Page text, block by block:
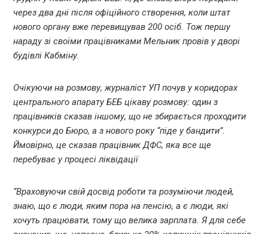
через два дні після офіційного створення, коли штат
нового органу вже перевищував 200 осіб. Тож першу
нараду зі своїми працівниками Мельник провів у дворі
будівлі Кабміну.
Очікуючи на розмову, журналіст УП почув у коридорах
центрального апарату БЕБ цікаву розмову: один з
працівників сказав іншому, що не збирається проходити
конкурси до Бюро, а з нового року “піде у бандити”.
Ймовірно, це сказав працівник ДФС, яка все ще
перебуває у процесі ліквідації
“Враховуючи свій досвід роботи та розуміючи людей,
знаю, що є люди, яким пора на пенсію, а є люди, які
хочуть працювати, тому що велика зарплата. Я для себе